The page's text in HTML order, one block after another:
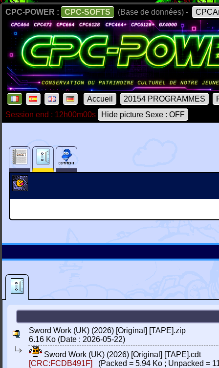
CPC-POWER : CPC-SOFTS (Base de données) -
Accueil 20154 PROGRAMMES
Session end : 12h00m00s
Hide picture Sexe : OFF
Sword Work (UK) (2026) [Original] [TAPE].zip
6.16 Ko (Date : 2026-05-22)
Sword Work (UK) (2026) [Original] [TAPE].cdt
[CRC:FCDB491F]
(Packed = 5.94 Ko ; Unpacked =